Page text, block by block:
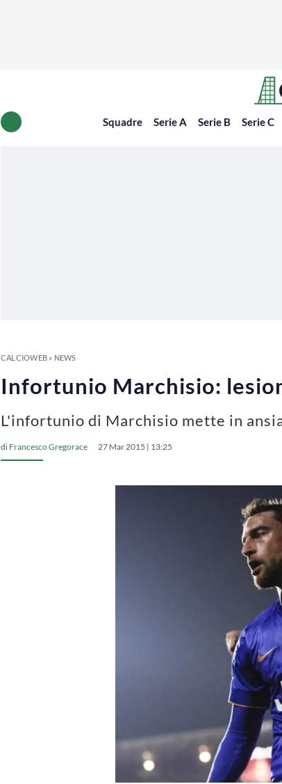
Squadre Serie A Serie B Serie C
CALCIOWEB» NEWS
Infortunio Marchisio:
L'infortunio di Marchisio mette in
di Francesco Gregorace 27 Mar 2015 | 13:25